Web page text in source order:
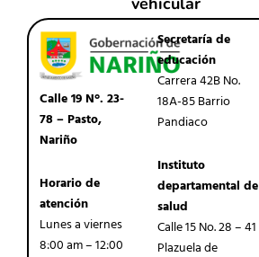
Calle 19 N°. 23-
78 – Pasto,
Nariño
Horario de
atención
Lunes a viernes
8:00 am – 12:00
Secretaría de
educación
Carrera 42B No.
18A-85 Barrio
Pandiaco
Instituto
departamental de
salud
Calle 15 No. 28 – 41
Plazuela de